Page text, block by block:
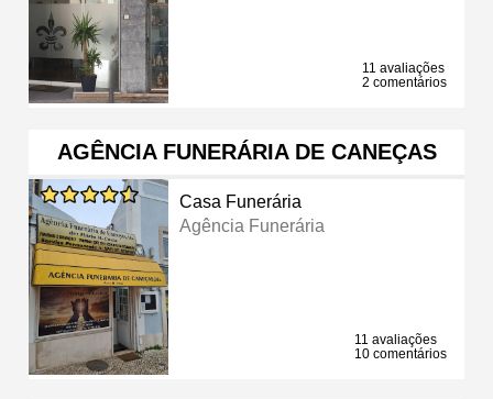
11 avaliações
2 comentários
AGÊNCIA FUNERÁRIA DE CANEÇAS
Casa Funerária
Agência Funerária
11 avaliações
10 comentários